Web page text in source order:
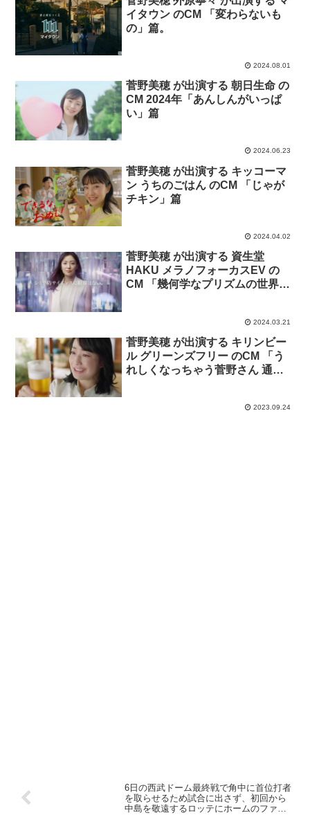
イタウン のCM 「変わらないも
の」篇。
2024.08.01
菅野美穂 が出演する 朝日生命 の
CM 2024年「あんしんがいっぱ
い」篇
2024.06.23
菅野美穂 が出演する キッコーマ
ン うちのごはん のCM 「じゃが
チキン」篇
2024.04.02
菅野美穂 が出演する 資生堂
HAKU メラノフォーカスEV の
CM 「幾何学なプリズムの世界」
2024.03.21
菅野美穂 が出演する キリンビー
ル グリーンズフリー のCM 「う
れしくなっちゃう菅野さん 通
2023.09.24
6日の西武ドーム最終戦で角中に首位打者
を取らせるため試合に出さず、初回から
中島を敬遠するロッテにホームのファン